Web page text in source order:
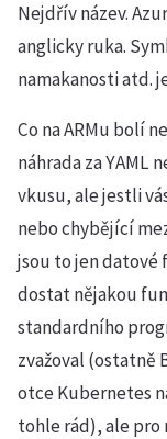
Nejdřív název.
anglicky ruka.
namakanosti atd.
Co na ARMu bolí
náhrada za YAML
vkusu, ale jestli
nebo chybějící
jsou to jen datové
dostat nějakou
standardního
zvažoval (ostatně
otce Kubernetes
tohle rád), ale